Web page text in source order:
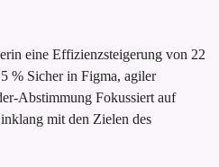
eine Effizienzsteigerung von 22
% Sicher in Figma, agiler
Abstimmung Fokussiert auf
mit den Zielen des